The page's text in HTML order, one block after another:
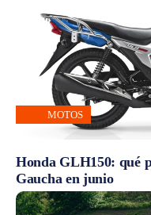
MOTOS
Honda GLH150: qué
Gaucha en junio